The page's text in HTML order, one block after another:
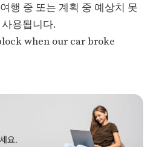
행 중 또는 계획 중 예상치 못
용됩니다.
when our car broke